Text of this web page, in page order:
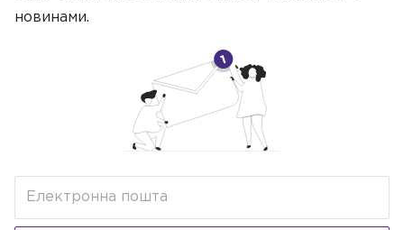
новинами.